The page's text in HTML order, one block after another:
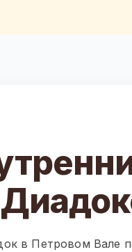
в Петровом Вале